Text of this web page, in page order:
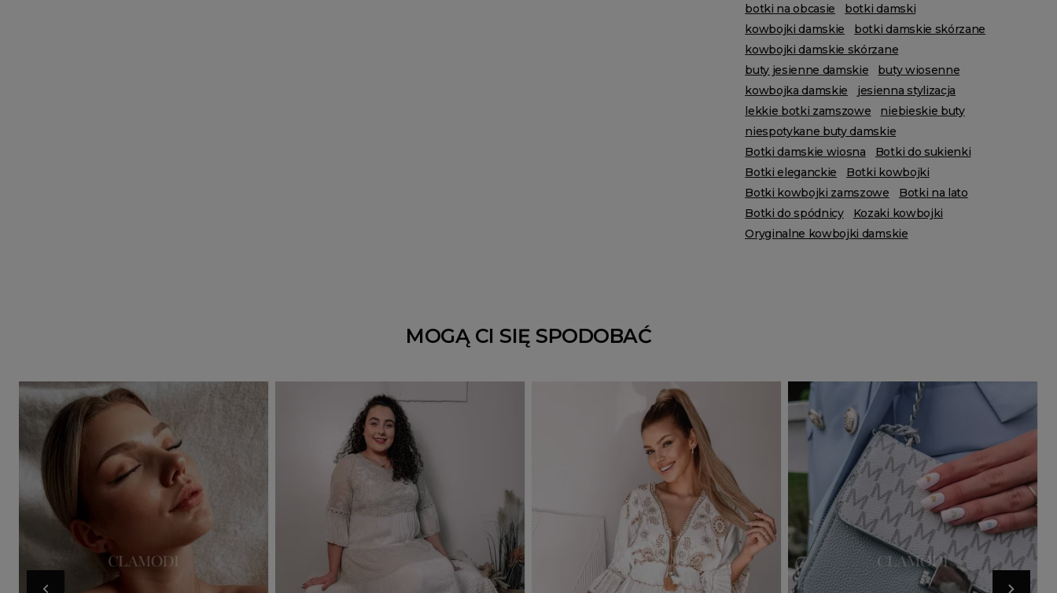
botki na obcasie
botki damski
kowbojki damskie
botki damskie skórzane
kowbojki damskie skórzane
buty jesienne damskie
buty wiosenne
kowbojka damskie
jesienna stylizacja
lekkie botki zamszowe
niebieskie buty
niespotykane buty damskie
Botki damskie wiosna
Botki do sukienki
Botki eleganckie
Botki kowbojki
Botki kowbojki zamszowe
Botki na lato
Botki do spódnicy
Kozaki kowbojki
Oryginalne kowbojki damskie
MOGĄ CI SIĘ SPODOBAĆ